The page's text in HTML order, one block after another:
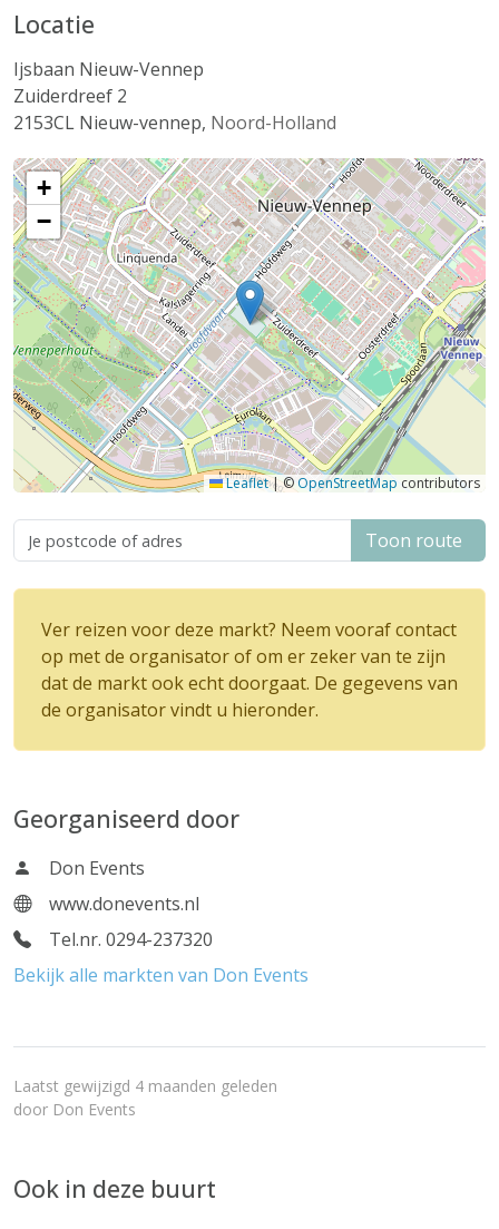
Locatie
Ijsbaan Nieuw-Vennep
Zuiderdreef 2
2153CL Nieuw-vennep, Noord-Holland
+
−
Leaflet|©OpenStreetMap contributors
Toon route
Ver reizen voor deze markt? Neem vooraf contact
op met de organisator of om er zeker van te zijn
dat de markt ook echt doorgaat. De gegevens van
de organisator vindt u hieronder.
Georganiseerd door
Don Events
www.donevents.nl
Tel.nr. 0294-237320
Bekijk alle markten van Don Events
Laatst gewijzigd 4 maanden geleden
door Don Events
Ook in deze buurt